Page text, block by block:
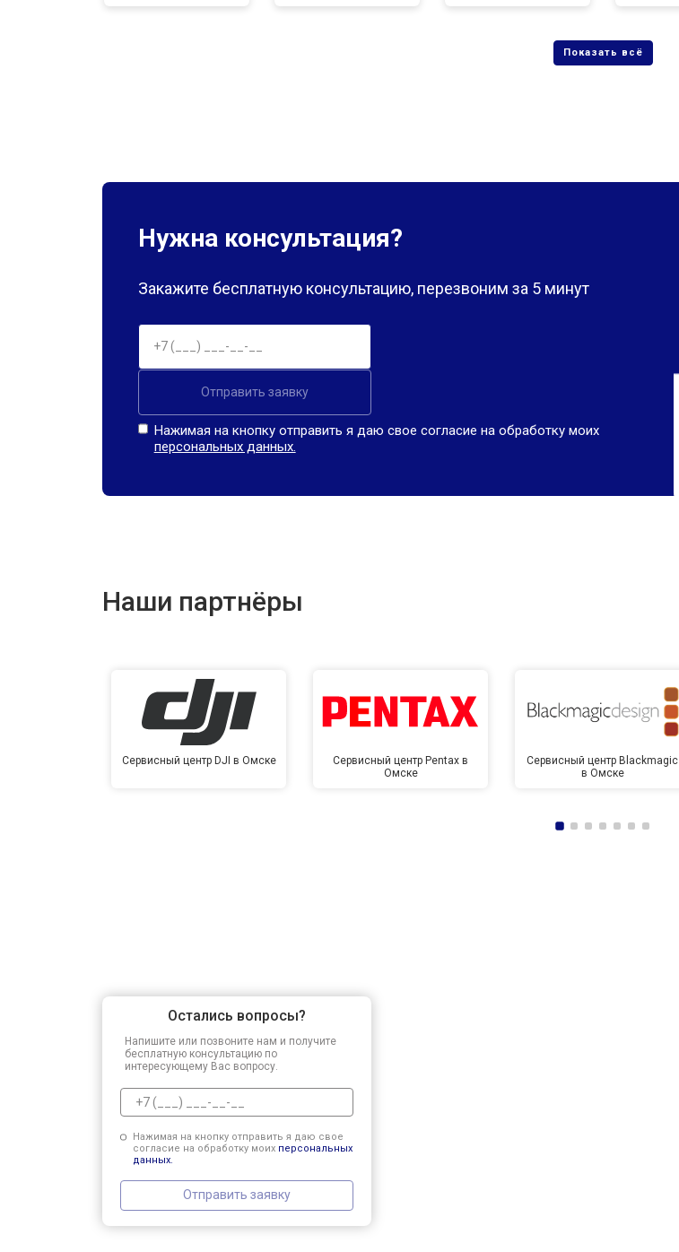
Нужна консультация?
Закажите бесплатную консультацию, перезвоним за 5 минут
Отправить заявку
Нажимая на кнопку отправить я даю свое согласие на обработку моих
персональных данных.
Наши партнёры
Сервисный центр DJI в Омске
Сервисный центр Pentax в
Омске
Сервисный центр Blackmagic
в Омске
Остались вопросы?
Напишите или позвоните нам и получите
бесплатную консультацию по
интересующему Вас вопросу.
Нажимая на кнопку отправить я даю свое
согласие на обработку моих персональных
данных.
Отправить заявку